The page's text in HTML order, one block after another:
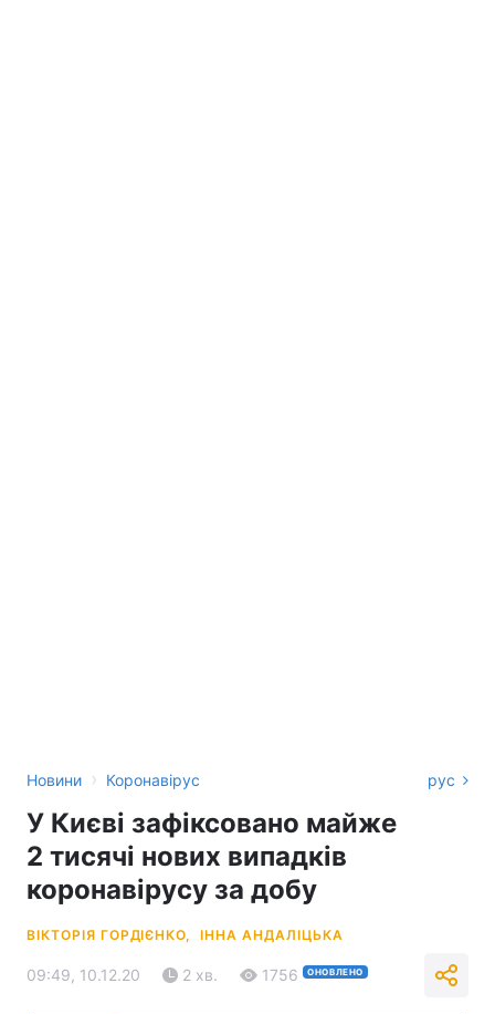
Новини › Коронавірус рус
У Києві зафіксовано майже
2 тисячі нових випадків
коронавірусу за добу
ВІКТОРІЯ ГОРДІЄНКО, ІННА АНДАЛІЦЬКА
09:49, 10.12.20 2 хв. 1756 ОНОВЛЕНО